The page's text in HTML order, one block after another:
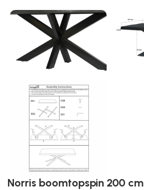
Norris boomtopspin 200 cm